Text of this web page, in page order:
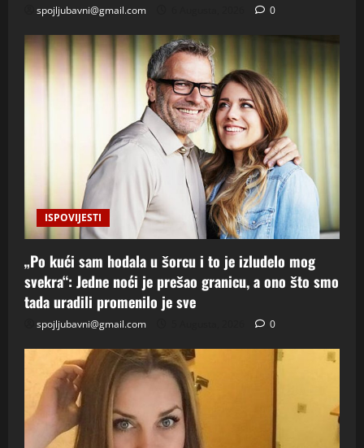
spojljubavni@gmail.com 0
ISPOVIJESTI
„Po kući sam hodala u šorcu i to je izludelo mog
svekra“: Jedne noći je prešao granicu, a ono što smo
tada uradili promenilo je sve
spojljubavni@gmail.com 0